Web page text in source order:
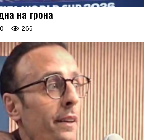
на трона
0 266